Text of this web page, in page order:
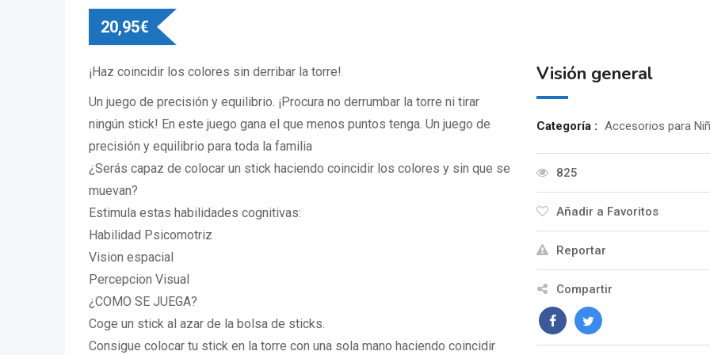
20,95€
¡Haz coincidir los colores sin derribar la torre!
Un juego de precisión y equilibrio. ¡Procura no derrumbar la torre ni tirar
ningún stick! En este juego gana el que menos puntos tenga. Un juego de
precisión y equilibrio para toda la familia
¿Serás capaz de colocar un stick haciendo coincidir los colores y sin que se
muevan?
Estimula estas habilidades cognitivas:
Habilidad Psicomotriz
Vision espacial
Percepcion Visual
¿COMO SE JUEGA?
Coge un stick al azar de la bolsa de sticks.
Consigue colocar tu stick en la torre con una sola mano haciendo coincidir
Visión general
Categoría : Accesorios para
825
Añadir a Favoritos
Reportar
Compartir